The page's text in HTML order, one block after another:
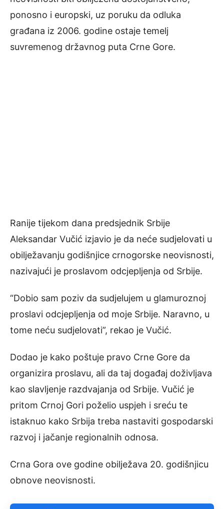
ponosno i europski, uz poruku da odluka
građana iz 2006. godine ostaje temelj
suvremenog državnog puta Crne Gore.
Ranije tijekom dana predsjednik Srbije
Aleksandar Vučić izjavio je da neće sudjelovati u
obilježavanju godišnjice crnogorske neovisnosti,
nazivajući je proslavom odcjepljenja od Srbije.
“Dobio sam poziv da sudjelujem u glamuroznoj
proslavi odcjepljenja od moje Srbije. Naravno, u
tome neću sudjelovati”, rekao je Vučić.
Dodao je kako poštuje pravo Crne Gore da
organizira proslavu, ali da taj događaj doživljava
kao slavljenje razdvajanja od Srbije. Vučić je
pritom Crnoj Gori poželio uspjeh i sreću te
istaknuo kako Srbija treba nastaviti gospodarski
razvoj i jačanje regionalnih odnosa.
Crna Gora ove godine obilježava 20. godišnjicu
obnove neovisnosti.